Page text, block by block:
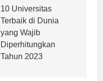
10 Universitas
Terbaik di Dunia
yang Wajib
Diperhitungkan
Tahun 2023